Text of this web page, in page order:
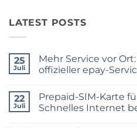
LATEST POSTS
25
Juli
Mehr Service vor
offizieller epay-
zu
Mehr
Service
22
Juli
Prepaid-SIM-Karte
Schnelles Internet